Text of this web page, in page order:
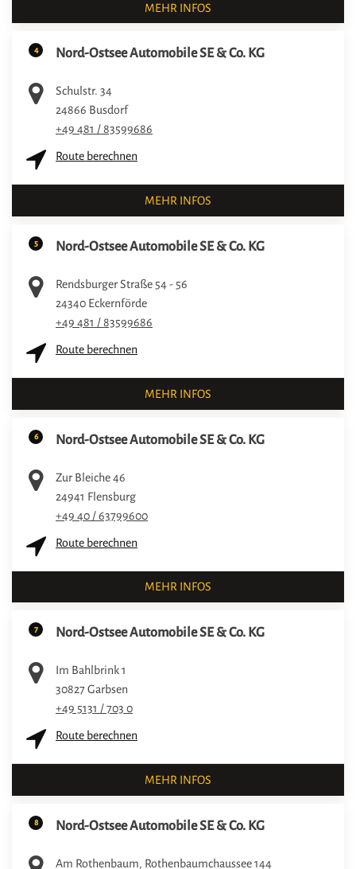
MEHR INFOS
4 Nord-Ostsee Automobile SE & Co. KG
Schulstr. 34
24866 Busdorf
+49 481 / 83599686
Route berechnen
MEHR INFOS
5 Nord-Ostsee Automobile SE & Co. KG
Rendsburger Straße 54 - 56
24340 Eckernförde
+49 481 / 83599686
Route berechnen
MEHR INFOS
6 Nord-Ostsee Automobile SE & Co. KG
Zur Bleiche 46
24941 Flensburg
+49 40 / 63799600
Route berechnen
MEHR INFOS
7 Nord-Ostsee Automobile SE & Co. KG
Im Bahlbrink 1
30827Garbsen
+49 5131 / 703 0
Route berechnen
MEHR INFOS
8 Nord-Ostsee Automobile SE & Co. KG
Am Rothenbaum, Rothenbaumchaussee 144